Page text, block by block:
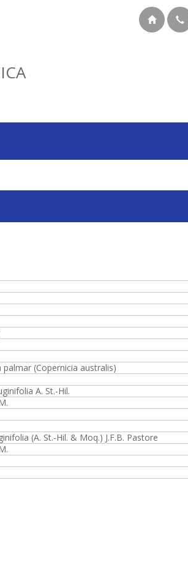
palmar (Copernicia australis)
A. St.-Hil.
(A. St.-Hil. & Moq.) J.F.B. Pastore